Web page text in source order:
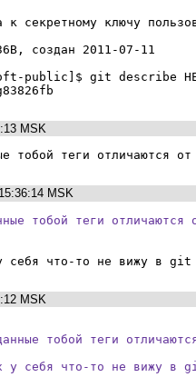
к секретному ключу
создан 2011-07-11
public]$ git describe
MSK
тобой теги отличаются
MSK
тобой теги отличаются
у себя что-то не вижу в
MSK
тобой теги
у себя что-то не вижу